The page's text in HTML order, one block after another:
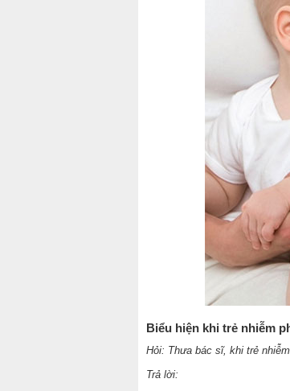
Biểu hiện khi trẻ nhiễm
Hỏi: Thưa bác sĩ, khi trẻ
Trả lời: